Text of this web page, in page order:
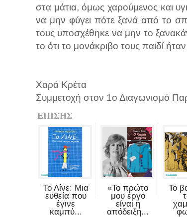
στα μάτια, όμως χαρούμενος και
να μην φύγει πότε ξανά από το
τους υποσχέθηκε να μην το
το ότι το μονάκριβο τους παιδί
Χαρά Κρέτα
Συμμετοχή στον 1ο Διαγωνισμό
ΕΠΙΣΗΣ
Το Λίνε: Μια
ευθεία που
έγινε
καμπύ...
«Το πρώτο
μου έργο
είναι η
απόδειξη...
Το